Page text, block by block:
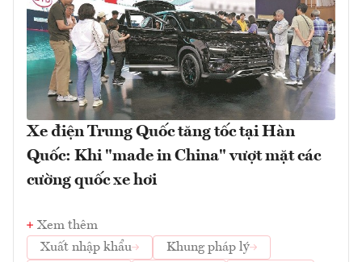
Xe điện Trung Quốc tăng tốc tại Hàn
Quốc: Khi "made in China" vượt mặt các
cường quốc xe hơi
Xem thêm
Xuất nhập khẩu
Khung pháp lý